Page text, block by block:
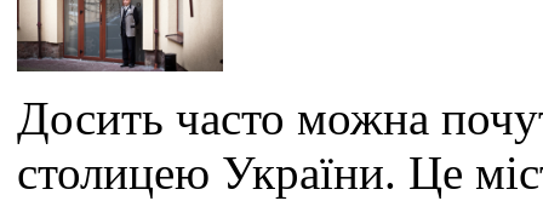
Досить часто можна
столицею України. Це